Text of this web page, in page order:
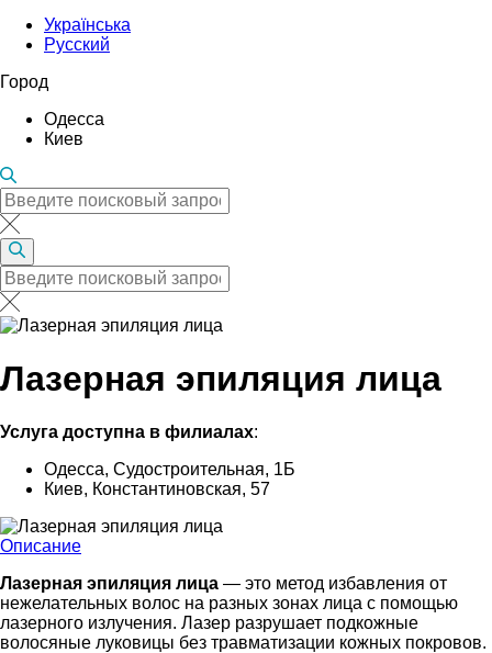
Українська
Русский
Город
Одесса
Киев
Лазерная эпиляция лица
Услуга доступна в филиалах:
Одесса, Судостроительная, 1Б
Киев, Константиновская, 57
Описание
Лазерная эпиляция лица — это метод избавления от
нежелательных волос на разных зонах лица с помощью
лазерного излучения. Лазер разрушает подкожные
волосяные луковицы без травматизации кожных покровов.